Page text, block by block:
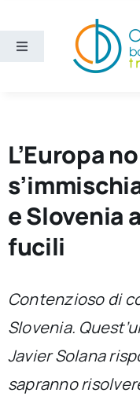
contenuto
Toggle
Ricerca e
Sezioni
Chi siamo
per:
L’Europa
e Slovenia
fucili
Contenzioso di
Slovenia.
Javier Solana
sapranno